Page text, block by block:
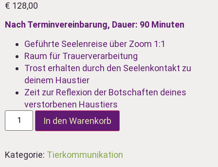
€ 128,00
Nach Terminvereinbarung, Dauer: 90 Minuten
Geführte Seelenreise über Zoom 1:1
Raum für Trauerverarbeitung
Trost erhalten durch den Seelenkontakt zu
deinem Haustier
Zeit zur Reflexion der Botschaften deines
verstorbenen Haustiers
Seelenreise
deinem
Menge
In den Warenkorb
Kategorie: Tierkommunikation